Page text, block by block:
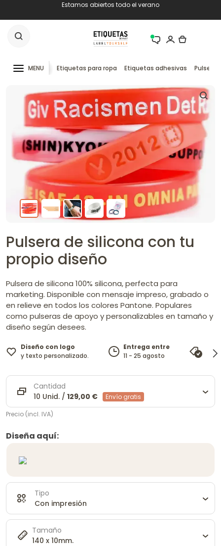
Estamos abiertos todo el verano
MENU Etiquetas para ropa Etiquetas adhesivas
Pulsera de silicona con tu
propio diseño
Pulsera de silicona 100% silicona, perfecta para
marketing. Disponible con mensaje impreso, grabado o
en relieve en todos los colores Pantone. Populares
como pulseras de apoyo y personalizables en tamaño y
diseño según desees.
Diseño con logo
y texto personalizado.
Entrega entre
11 - 25 agosto
Cantidad
10 Unid. / 129,00 € Envío gratis
Precio (incl. IVA)
Diseña aquí:
Tipo
Con impresión
Tamaño
140 x 10mm.